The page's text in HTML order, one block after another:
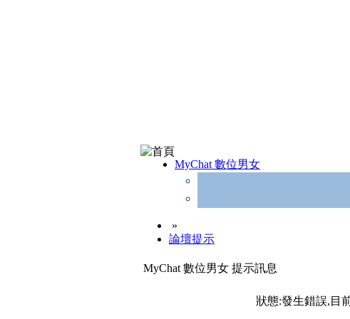
MyChat 數位男女
»
論壇提示
MyChat 數位男女 提示訊息
狀態:發生錯誤,目